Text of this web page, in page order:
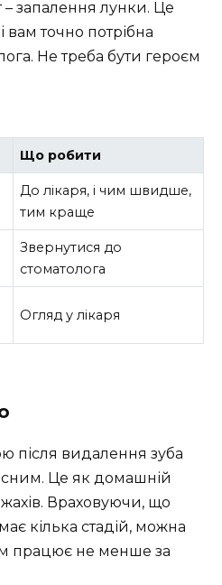
– запалення лунки. Це
вам точно потрібна
Не треба бути героєм
Що робити
До лікаря, і чим швидше,
тим краще
Звернутися до
стоматолога
Огляд у лікаря
після видалення зуба
Це як домашній
жахів. Враховуючи, що
кілька стадій, можна
працює не менше за